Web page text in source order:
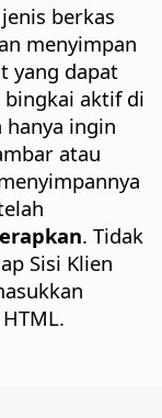
berkas
menyimpan
yang dapat
aktif di
hanya ingin
atau
. Tidak
Sisi Klien